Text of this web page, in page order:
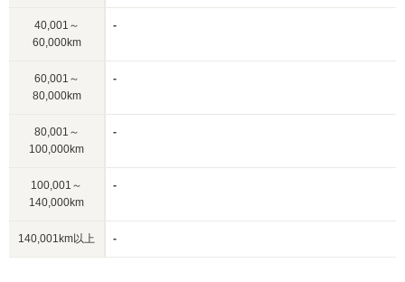
40,001～
60,000km
-
60,001～
80,000km
-
80,001～
100,000km
-
100,001～
140,000km
-
140,001km以上 -